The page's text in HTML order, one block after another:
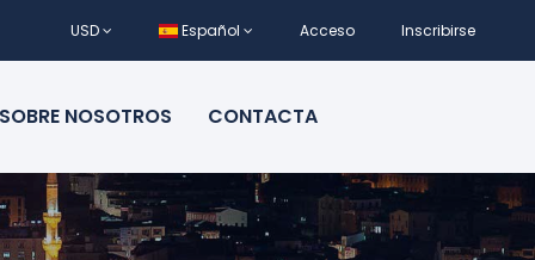
USD Español Acceso Inscribirse
SOBRE NOSOTROS CONTACTA